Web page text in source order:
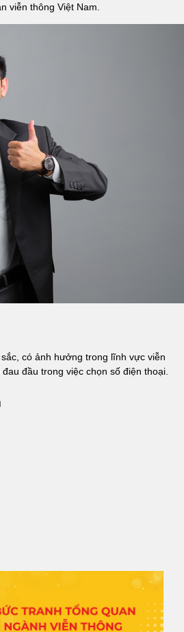
viễn thông Việt Nam.
có ảnh hưởng trong lĩnh vực viễn
đầu trong việc chọn số điện thoại.